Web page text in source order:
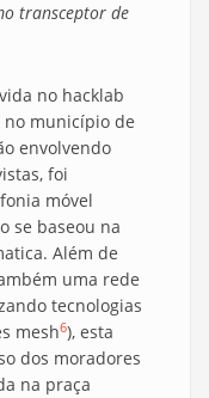
transceptor de
no hacklab
no município de
envolvendo
foi
móvel
se baseou na
Além de
uma rede
tecnologias
mesh6), esta
dos moradores
na praça